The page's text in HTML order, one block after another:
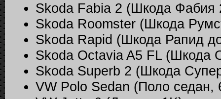
Skoda Fabia 2 (Шкода Фабия
Skoda Roomster (Шкода
Skoda Rapid (Шкода Рапид
Skoda Octavia A5 FL (Шкода
Skoda Superb 2 (Шкода
VW Polo Sedan (Поло седан,